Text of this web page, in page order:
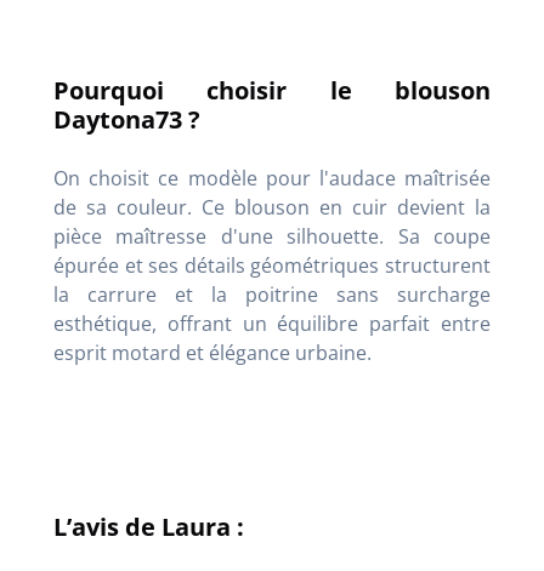
Pourquoi choisir le blouson
Daytona73 ?
On choisit ce modèle pour l'audace maîtrisée
de sa couleur. Ce blouson en cuir devient la
pièce maîtresse d'une silhouette. Sa coupe
épurée et ses détails géométriques structurent
la carrure et la poitrine sans surcharge
esthétique, offrant un équilibre parfait entre
esprit motard et élégance urbaine.
L’avis de Laura :